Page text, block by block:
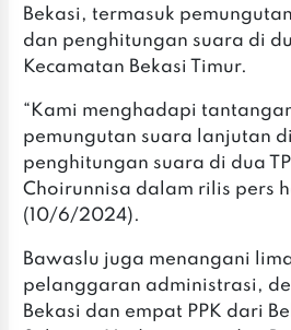
Bekasi, termasuk
dan penghitungan suara di
Kecamatan Bekasi Timur.
“Kami menghadapi
pemungutan suara lanjutan
penghitungan suara di dua
Choirunnisa dalam rilis pers
(10/6/2024).
Bawaslu juga menangani
pelanggaran administrasi,
Bekasi dan empat PPK dari